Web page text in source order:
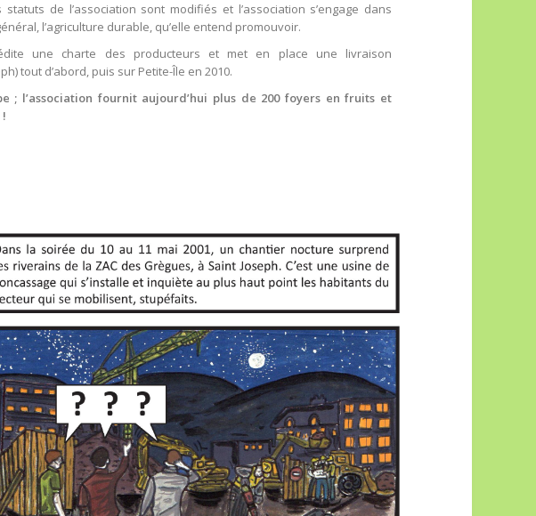
de l’association sont modifiés et l’association s’engage dans
l’agriculture durable, qu’elle entend promouvoir.
édite une charte des producteurs et met en place une livraison
tout d’abord, puis sur Petite-Île en 2010.
; l’association fournit aujourd’hui plus de 200 foyers en fruits et